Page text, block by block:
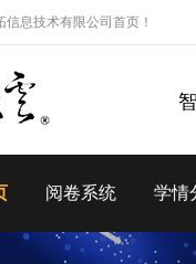
息技术有限公司首页！
阅卷系统 学情